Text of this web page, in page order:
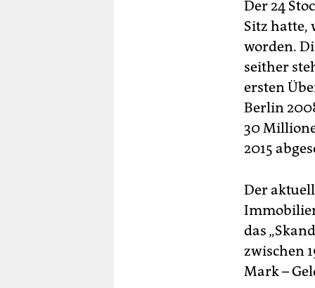
Der 24
Sitz hatte,
worden.
seither
ersten
Berlin
30
2015
Der
das
zwischen
Mark –